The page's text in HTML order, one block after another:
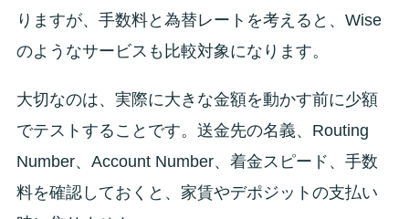
りますが、手数料と為替レートを考えると、Wise
のようなサービスも比較対象になります。
大切なのは、実際に大きな金額を動かす前に少額
でテストすることです。送金先の名義、Routing
Number、Account Number、着金スピード、手数
料を確認しておくと、家賃やデポジットの支払い